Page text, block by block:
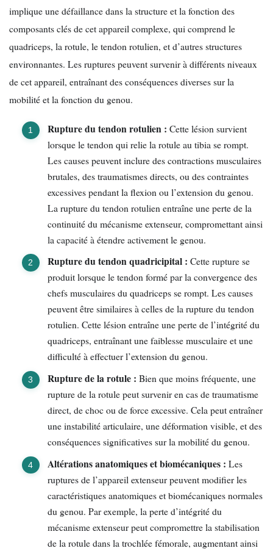
implique une défaillance dans la structure et la fonction des
composants clés de cet appareil complexe, qui comprend le
quadriceps, la rotule, le tendon rotulien, et d’autres structures
environnantes. Les ruptures peuvent survenir à différents niveaux
de cet appareil, entraînant des conséquences diverses sur la
mobilité et la fonction du genou.
Rupture du tendon rotulien : Cette lésion survient
lorsque le tendon qui relie la rotule au tibia se rompt.
Les causes peuvent inclure des contractions musculaires
brutales, des traumatismes directs, ou des contraintes
excessives pendant la flexion ou l’extension du genou.
La rupture du tendon rotulien entraîne une perte de la
continuité du mécanisme extenseur, compromettant ainsi
la capacité à étendre activement le genou.
Rupture du tendon quadricipital : Cette rupture se
produit lorsque le tendon formé par la convergence des
chefs musculaires du quadriceps se rompt. Les causes
peuvent être similaires à celles de la rupture du tendon
rotulien. Cette lésion entraîne une perte de l’intégrité du
quadriceps, entraînant une faiblesse musculaire et une
difficulté à effectuer l’extension du genou.
Rupture de la rotule : Bien que moins fréquente, une
rupture de la rotule peut survenir en cas de traumatisme
direct, de choc ou de force excessive. Cela peut entraîner
une instabilité articulaire, une déformation visible, et des
conséquences significatives sur la mobilité du genou.
Altérations anatomiques et biomécaniques : Les
ruptures de l’appareil extenseur peuvent modifier les
caractéristiques anatomiques et biomécaniques normales
du genou. Par exemple, la perte d’intégrité du
mécanisme extenseur peut compromettre la stabilisation
de la rotule dans la trochlée fémorale, augmentant ainsi